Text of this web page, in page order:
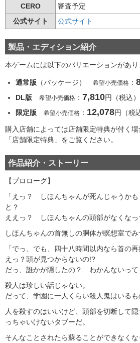
CERO
審査予定
公式サイト
公式サイト
製品・エディション紹介
本ゲームには以下のバリエーションがあり
通常版 （パッケージ） 希望小売価格 ：
DL版
希望小売価格 ： 7,810円（税込）
限定版
希望小売価格 ： 12,078円（税
購入店舗によっては店舗限定特典が付く
「店舗限定特典」をご覧ください。
作品紹介・ストーリー
【プロローグ】
「えっ？ しほんちゃんが死んじゃうかも
と？
ええっ？ しほんちゃんの頭部がなくなっ
しほんちゃんの首無しの胴体が瞑想室でみ
「でっ、でも、四十八時間以内なら首の
えっ？頭が見つからないの!?
だっ、誰かが隠したの？ わかんないっ
殺人は珍しい話じゃない。
だって、学園に一人くらい殺人鬼はいるも
人を殺すのはいいけど、頭部を切断して
っちゃいけないタブーだ。
そんなことされたら蘇ることができなくな